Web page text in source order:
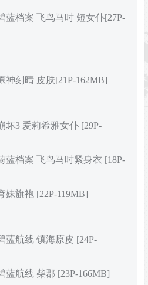
蓝档案 飞鸟马时 短女仆[27P-
神刻晴 皮肤[21P-162MB]
坏3 爱莉希雅女仆 [29P-
蓝档案 飞鸟马时紧身衣 [18P-
妹旗袍 [22P-119MB]
蓝航线 镇海原皮 [24P-
蓝航线 柴郡 [23P-166MB]